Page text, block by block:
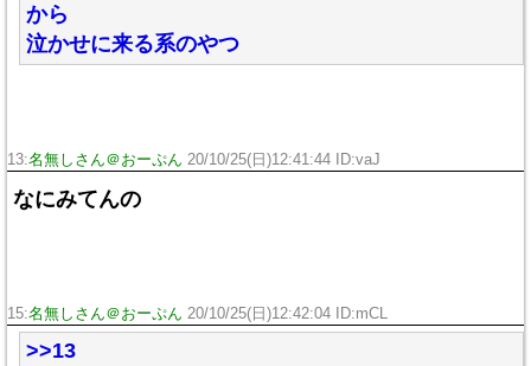
から
泣かせに来る系のやつ
13:名無しさん＠おーぷん 20/10/25(日)12:41:44 ID:vaJ
なにみてんの
15:名無しさん＠おーぷん 20/10/25(日)12:42:04 ID:mCL
>>13